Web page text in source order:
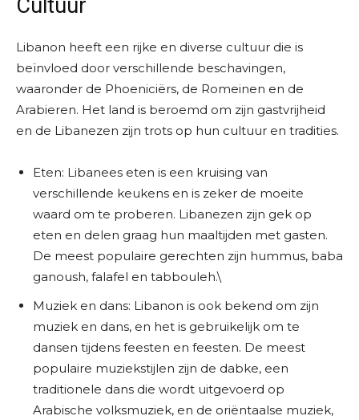
Cultuur
Libanon heeft een rijke en diverse cultuur die is
beïnvloed door verschillende beschavingen,
waaronder de Phoeniciërs, de Romeinen en de
Arabieren. Het land is beroemd om zijn gastvrijheid
en de Libanezen zijn trots op hun cultuur en tradities.
Eten: Libanees eten is een kruising van
verschillende keukens en is zeker de moeite
waard om te proberen. Libanezen zijn gek op
eten en delen graag hun maaltijden met gasten.
De meest populaire gerechten zijn hummus, baba
ganoush, falafel en tabbouleh.\
Muziek en dans: Libanon is ook bekend om zijn
muziek en dans, en het is gebruikelijk om te
dansen tijdens feesten en feesten. De meest
populaire muziekstijlen zijn de dabke, een
traditionele dans die wordt uitgevoerd op
Arabische volksmuziek, en de oriëntaalse muziek,